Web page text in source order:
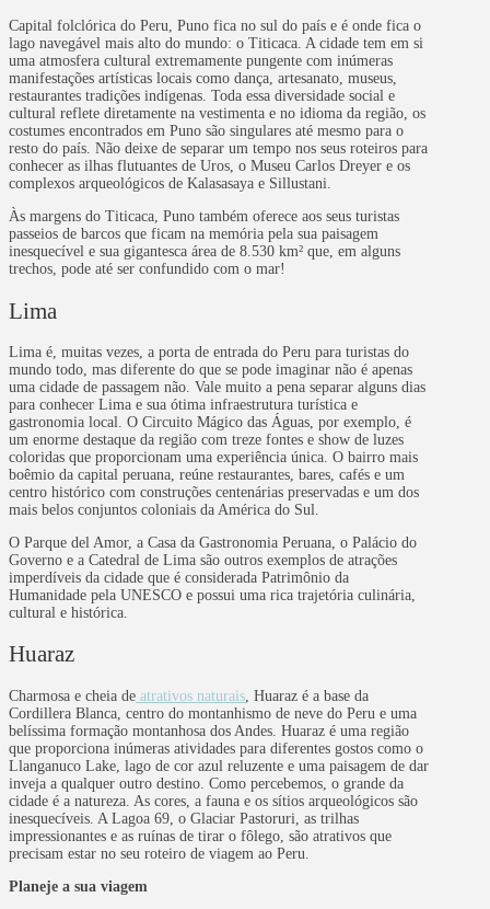
Capital folclórica do Peru, Puno fica no sul do país e é onde fica o
lago navegável mais alto do mundo: o Titicaca. A cidade tem em si
uma atmosfera cultural extremamente pungente com inúmeras
manifestações artísticas locais como dança, artesanato, museus,
restaurantes tradições indígenas. Toda essa diversidade social e
cultural reflete diretamente na vestimenta e no idioma da região, os
costumes encontrados em Puno são singulares até mesmo para o
resto do país. Não deixe de separar um tempo nos seus roteiros para
conhecer as ilhas flutuantes de Uros, o Museu Carlos Dreyer e os
complexos arqueológicos de Kalasasaya e Sillustani.
Às margens do Titicaca, Puno também oferece aos seus turistas
passeios de barcos que ficam na memória pela sua paisagem
inesquecível e sua gigantesca área de 8.530 km² que, em alguns
trechos, pode até ser confundido com o mar!
Lima
Lima é, muitas vezes, a porta de entrada do Peru para turistas do
mundo todo, mas diferente do que se pode imaginar não é apenas
uma cidade de passagem não. Vale muito a pena separar alguns dias
para conhecer Lima e sua ótima infraestrutura turística e
gastronomia local. O Circuito Mágico das Águas, por exemplo, é
um enorme destaque da região com treze fontes e show de luzes
coloridas que proporcionam uma experiência única. O bairro mais
boêmio da capital peruana, reúne restaurantes, bares, cafés e um
centro histórico com construções centenárias preservadas e um dos
mais belos conjuntos coloniais da América do Sul.
O Parque del Amor, a Casa da Gastronomia Peruana, o Palácio do
Governo e a Catedral de Lima são outros exemplos de atrações
imperdíveis da cidade que é considerada Patrimônio da
Humanidade pela UNESCO e possui uma rica trajetória culinária,
cultural e histórica.
Huaraz
Charmosa e cheia de atrativos naturais , Huaraz é a base da
Cordillera Blanca, centro do montanhismo de neve do Peru e uma
belíssima formação montanhosa dos Andes. Huaraz é uma região
que proporciona inúmeras atividades para diferentes gostos como o
Llanganuco Lake, lago de cor azul reluzente e uma paisagem de dar
inveja a qualquer outro destino. Como percebemos, o grande da
cidade é a natureza. As cores, a fauna e os sítios arqueológicos são
inesquecíveis. A Lagoa 69, o Glaciar Pastoruri, as trilhas
impressionantes e as ruínas de tirar o fôlego, são atrativos que
precisam estar no seu roteiro de viagem ao Peru.
Planeje a sua viagem